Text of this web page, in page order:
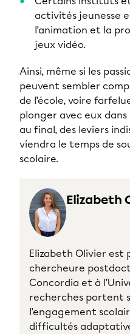
activités jeunesse
l’animation et la
jeux vidéo.
Ainsi, même si les
peuvent sembler
de l’école, voire
plonger avec eux
au final, des leviers
viendra le temps de
scolaire.
Elizabeth
Elizabeth Olivier
chercheure
Concordia et à
recherches portent
l’engagement
difficultés